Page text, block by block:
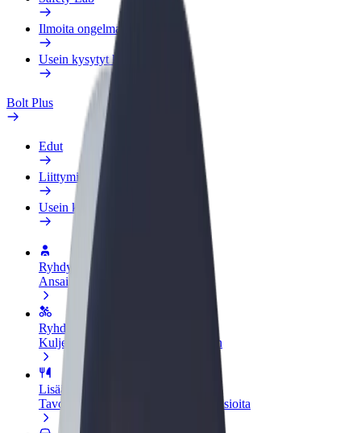
Ilmoita ongelmasta
Usein kysytyt kysymykset
Bolt Plus
Edut
Liittymisohjeet
Usein kysytyt kysymykset
Ryhdy kuljettajaksi
Ansaitse omilla ehdoillasi
Ryhdy ruokalähetiksi
Kuljeta ruokaa ja ansaitse viikoittain
Lisää ravintola tai kauppa
Tavoita lisää asiakkaita ja kasvata ansioita